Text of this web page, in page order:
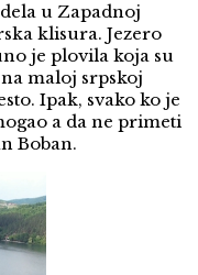
u Zapadnoj
klisura. Jezero
je plovila koja su
maloj srpskoj
Ipak, svako ko je
a da ne primeti
Boban.